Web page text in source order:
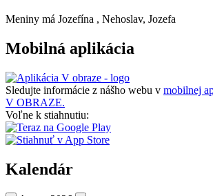
Meniny má Jozefína , Nehoslav, Jozefa
Mobilná aplikácia
Sledujte informácie z nášho webu v mobilnej
V OBRAZE.
Voľne k stiahnutiu:
Kalendár